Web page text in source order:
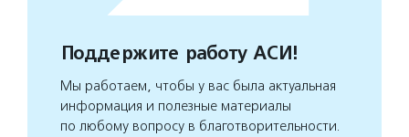
Поддержите работу АСИ!
Мы работаем, чтобы у вас была актуальная
информация и полезные материалы
по любому вопросу в благотворительности.